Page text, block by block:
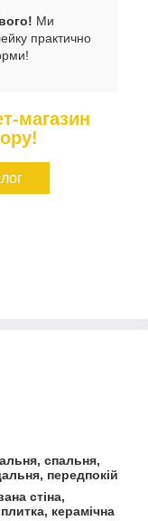
Ми
практично
магазин
спальня,
передпокій
стіна,
керамічна